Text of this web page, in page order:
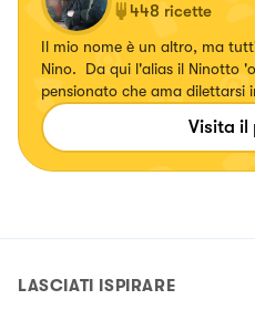
448 ricette
Il mio nome è un altro, ma
Nino. Da qui l'alias il Ninotto
pensionato che ama dilettarsi
e quasi sempre della
soprattutto mangiare cose
amo contaminare e
Visita il
LASCIATI ISPIRARE